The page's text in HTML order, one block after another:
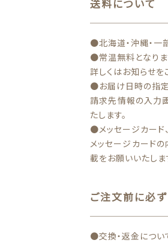
送料について
●北海道・沖縄・一
●常温無料となりま
詳しくはお知らせを
●お届け日時の指定
請求先情報の入力
たします。
●メッセージカード
メッセージカード
載をお願いいたしま
ご注文前に必
●交換・返金につい